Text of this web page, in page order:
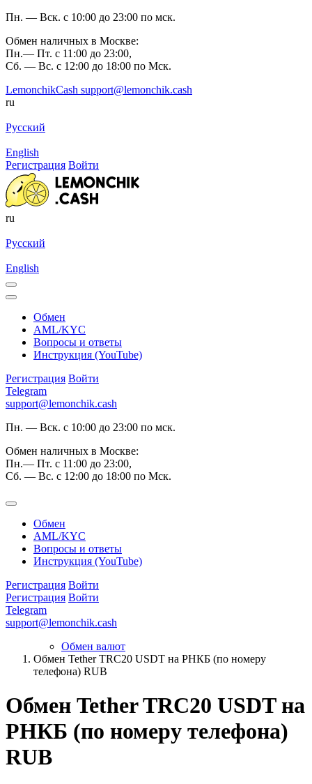
Пн. — Вск. с 10:00 до 23:00 по мск.
Обмен наличных в Москве:
Пн.— Пт. с 11:00 до 23:00,
Сб. — Вс. с 12:00 до 18:00 по Мск.
LemonchikCash support@lemonchik.cash
ru
Русский
English
Регистрация Войти
ru
Русский
English
Обмен
AML/KYC
Вопросы и ответы
Инструкция (YouTube)
Регистрация Войти
Telegram
support@lemonchik.cash
Пн. — Вск. с 10:00 до 23:00 по мск.
Обмен наличных в Москве:
Пн.— Пт. с 11:00 до 23:00,
Сб. — Вс. с 12:00 до 18:00 по Мск.
Обмен
AML/KYC
Вопросы и ответы
Инструкция (YouTube)
Регистрация Войти
Регистрация Войти
Telegram
support@lemonchik.cash
Обмен валют
Обмен Tether TRC20 USDT на РНКБ (по номеру
телефона) RUB
Обмен Tether TRC20 USDT на
РНКБ (по номеру телефона)
RUB